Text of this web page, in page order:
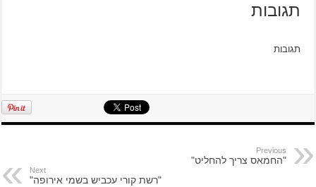
תגובות
תגובות
Previous
"החמאס צריך להחליט"
Next
"רשת קורי עכביש בשמי אירופה"